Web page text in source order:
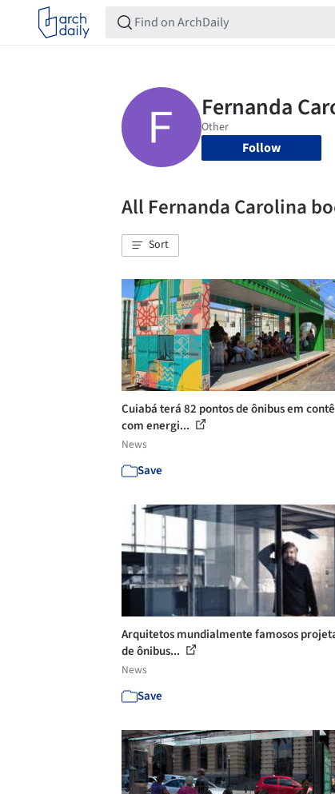
Follow
All Fernanda Carolina
Sort
Cuiabá terá 82 pontos de ônibus em
com energi...
News
Save
Arquitetos mundialmente famosos
de ônibus...
News
Save